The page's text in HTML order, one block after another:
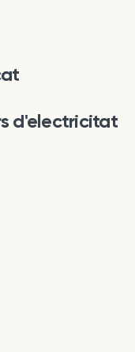
d'electricitat